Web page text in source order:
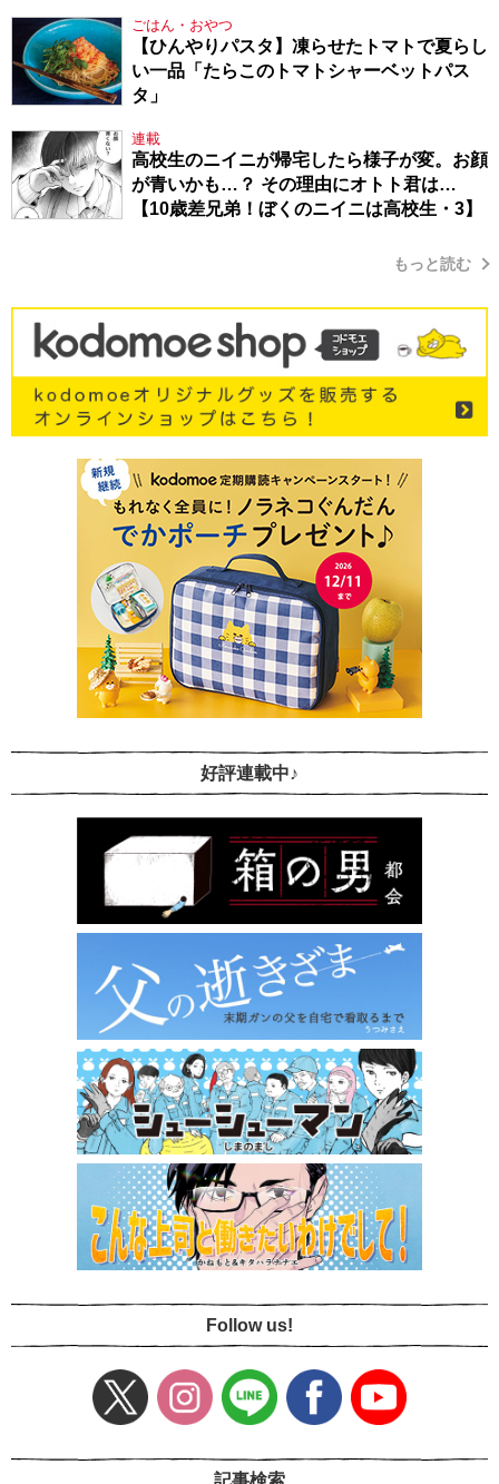
ごはん・おやつ
【ひんやりパスタ】凍らせたトマトで夏らし
い一品「たらこのトマトシャーベットパス
タ」
連載
高校生のニイニが帰宅したら様子が変。お顔
が青いかも…？ その理由にオトト君は…
【10歳差兄弟！ぼくのニイニは高校生・3】
もっと読む
好評連載中♪
Follow us!